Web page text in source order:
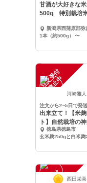
甘酒が大好きな
500g 特別栽培
新潟県西蒲原郡弥
1本（約500g）
〜
注
文
受
付
停
止
中
河崎雅人
注文から2~5日で発送
出来立て！【米
ト】自然栽培の
徳島県徳島市
西田栄喜